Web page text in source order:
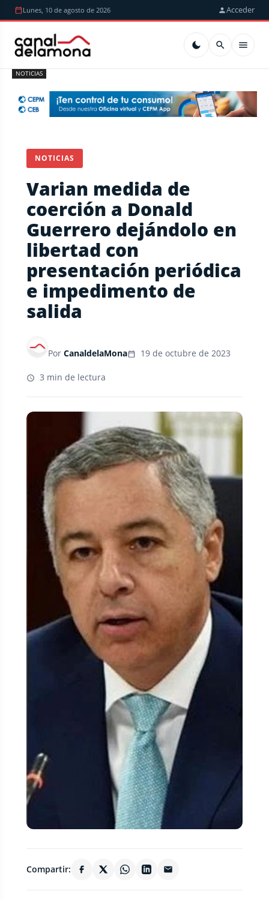
Lunes, 10 de agosto de 2026 Acceder
NOTICIAS
NOTICIAS
Varian medida de
coerción a Donald
Guerrero dejándolo en
libertad con
presentación periódica
e impedimento de
salida
Por CanaldelaMona 19 de octubre de 2023
3 min de lectura
Compartir: